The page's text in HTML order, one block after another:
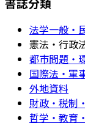
法学一般・
憲法・行政
都市問題・
国際法・軍
外地資料
財政・税制
哲学・教育